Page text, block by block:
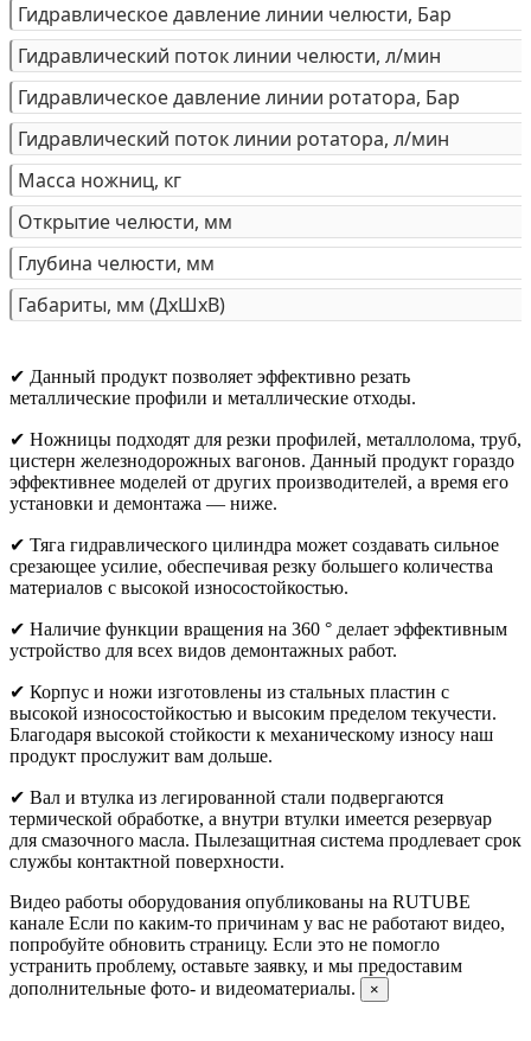
Гидравлическое давление линии челюсти, Бар
Гидравлический поток линии челюсти, л/мин
Гидравлическое давление линии ротатора, Бар
Гидравлический поток линии ротатора, л/мин
Масса ножниц, кг
Открытие челюсти, мм
Глубина челюсти, мм
Габариты, мм (ДхШхВ)
✔ Данный продукт позволяет эффективно резать
металлические профили и металлические отходы.
✔ Ножницы подходят для резки профилей, металлолома, труб,
цистерн железнодорожных вагонов. Данный продукт гораздо
эффективнее моделей от других производителей, а время его
установки и демонтажа — ниже.
✔ Тяга гидравлического цилиндра может создавать сильное
срезающее усилие, обеспечивая резку большего количества
материалов с высокой износостойкостью.
✔ Наличие функции вращения на 360 ° делает эффективным
устройство для всех видов демонтажных работ.
✔ Корпус и ножи изготовлены из стальных пластин с
высокой износостойкостью и высоким пределом текучести.
Благодаря высокой стойкости к механическому износу наш
продукт прослужит вам дольше.
✔ Вал и втулка из легированной стали подвергаются
термической обработке, а внутри втулки имеется резервуар
для смазочного масла. Пылезащитная система продлевает срок
службы контактной поверхности.
Видео работы оборудования опубликованы на RUTUBE
канале Если по каким-то причинам у вас не работают видео,
попробуйте обновить страницу. Если это не помогло
устранить проблему, оставьте заявку, и мы предоставим
дополнительные фото- и видеоматериалы.
×